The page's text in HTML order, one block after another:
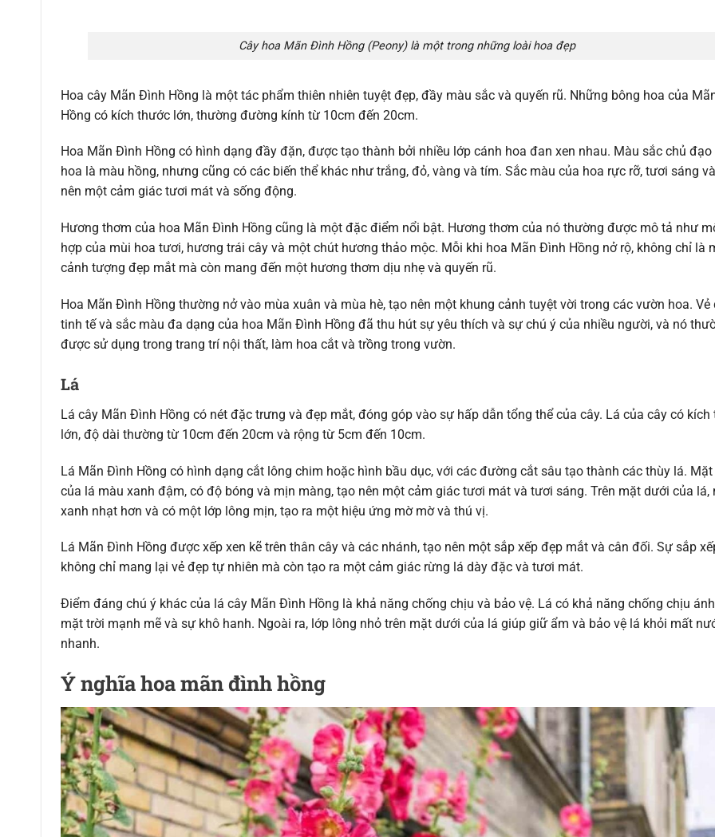
Cây hoa Mãn Đình Hồng (Peony) là một trong những loài hoa đẹp
Hoa cây Mãn Đình Hồng là một tác phẩm thiên nhiên tuyệt đẹp, đầy màu sắc và quyến rũ. Những bông hoa của
Hồng có kích thước lớn, thường đường kính từ 10cm đến 20cm.
Hoa Mãn Đình Hồng có hình dạng đầy đặn, được tạo thành bởi nhiều lớp cánh hoa đan xen nhau. Màu sắc chủ đạo
hoa là màu hồng, nhưng cũng có các biến thể khác như trắng, đỏ, vàng và tím. Sắc màu của hoa rực rỡ, tươi sáng
nên một cảm giác tươi mát và sống động.
Hương thơm của hoa Mãn Đình Hồng cũng là một đặc điểm nổi bật. Hương thơm của nó thường được mô tả như
hợp của mùi hoa tươi, hương trái cây và một chút hương thảo mộc. Mỗi khi hoa Mãn Đình Hồng nở rộ, không chỉ là
cảnh tượng đẹp mắt mà còn mang đến một hương thơm dịu nhẹ và quyến rũ.
Hoa Mãn Đình Hồng thường nở vào mùa xuân và mùa hè, tạo nên một khung cảnh tuyệt vời trong các vườn hoa. Vẻ
tinh tế và sắc màu đa dạng của hoa Mãn Đình Hồng đã thu hút sự yêu thích và sự chú ý của nhiều người, và nó
được sử dụng trong trang trí nội thất, làm hoa cắt và trồng trong vườn.
Lá
Lá cây Mãn Đình Hồng có nét đặc trưng và đẹp mắt, đóng góp vào sự hấp dẫn tổng thể của cây. Lá của cây có kích
lớn, độ dài thường từ 10cm đến 20cm và rộng từ 5cm đến 10cm.
Lá Mãn Đình Hồng có hình dạng cắt lông chim hoặc hình bầu dục, với các đường cắt sâu tạo thành các thùy lá. Mặt
của lá màu xanh đậm, có độ bóng và mịn màng, tạo nên một cảm giác tươi mát và tươi sáng. Trên mặt dưới của lá,
xanh nhạt hơn và có một lớp lông mịn, tạo ra một hiệu ứng mờ mờ và thú vị.
Lá Mãn Đình Hồng được xếp xen kẽ trên thân cây và các nhánh, tạo nên một sắp xếp đẹp mắt và cân đối. Sự sắp
không chỉ mang lại vẻ đẹp tự nhiên mà còn tạo ra một cảm giác rừng lá dày đặc và tươi mát.
Điểm đáng chú ý khác của lá cây Mãn Đình Hồng là khả năng chống chịu và bảo vệ. Lá có khả năng chống chịu
mặt trời mạnh mẽ và sự khô hanh. Ngoài ra, lớp lông nhỏ trên mặt dưới của lá giúp giữ ẩm và bảo vệ lá khỏi mất
nhanh.
Ý nghĩa hoa mãn đình hồng